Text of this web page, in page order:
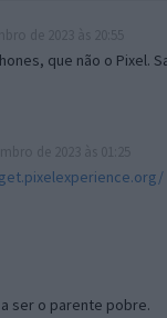
que não o Pixel.
ser o parente pobre.